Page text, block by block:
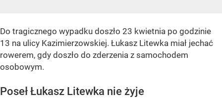
Do tragicznego wypadku doszło 23 kwietnia po godzinie
13 na ulicy Kazimierzowskiej. Łukasz Litewka miał jechać
rowerem, gdy doszło do zderzenia z samochodem
osobowym.
Poseł Łukasz Litewka nie żyje